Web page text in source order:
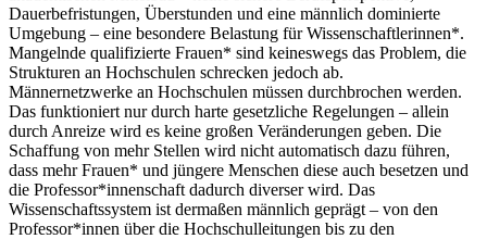
Dauerbefristungen, Überstunden und eine männlich dominierte
Umgebung – eine besondere Belastung für Wissenschaftlerinnen*.
Mangelnde qualifizierte Frauen* sind keineswegs das Problem, die
Strukturen an Hochschulen schrecken jedoch ab.
Männernetzwerke an Hochschulen müssen durchbrochen werden.
Das funktioniert nur durch harte gesetzliche Regelungen – allein
durch Anreize wird es keine großen Veränderungen geben. Die
Schaffung von mehr Stellen wird nicht automatisch dazu führen,
dass mehr Frauen* und jüngere Menschen diese auch besetzen und
die Professor*innenschaft dadurch diverser wird. Das
Wissenschaftssystem ist dermaßen männlich geprägt – von den
Professor*innen über die Hochschulleitungen bis zu den